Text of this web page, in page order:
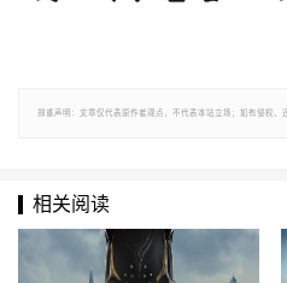
郑重声明：文章仅代表原作者观点，不代表本站立场；如有侵权、
相关阅读